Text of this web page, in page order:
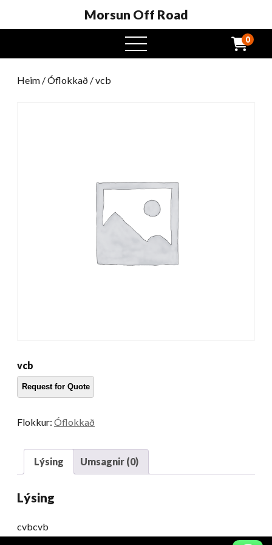
Morsun Off Road
Opinn
valmynd
0
Heim /Óflokkað / vcb
vcb
Flokkur: Óflokkað
Lýsing Umsagnir (0)
Lýsing
cvbcvb